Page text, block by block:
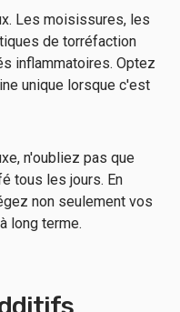
Les moisissures, les
de torréfaction
inflammatoires. Optez
unique lorsque c'est
n'oubliez pas que
tous les jours. En
non seulement vos
long terme.